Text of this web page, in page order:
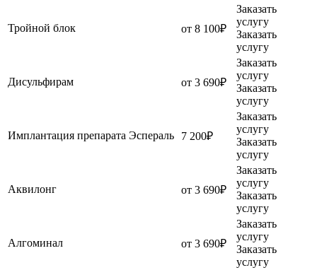
Тройной блок от 8 100₽
Заказать
услугу
Заказать
услугу
Дисульфирам от 3 690₽
Заказать
услугу
Заказать
услугу
Имплантация препарата Эспераль 7 200₽
Заказать
услугу
Заказать
услугу
Аквилонг от 3 690₽
Заказать
услугу
Заказать
услугу
Алгоминал от 3 690₽
Заказать
услугу
Заказать
услугу